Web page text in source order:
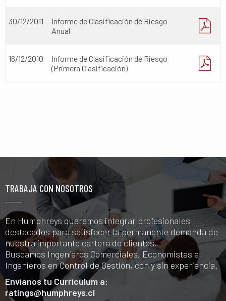
30/12/2011
Informe de Clasificación de Riesgo
Anual
16/12/2010
Informe de Clasificación de Riesgo
(Primera Clasificación)
TRABAJA CON NOSOTROS
En Humphreys queremos integrar profesionales
destacados para satisfacer la permanente demanda de
nuestra importante cartera de clientes.
Buscamos Ingenieros Comerciales, Economistas e
Ingenieros en Control de Gestión, con y sin experiencia.
Envíanos tu Currículum a:
ratings@humphreys.cl